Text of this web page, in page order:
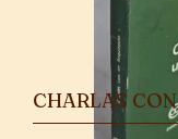
CHARLAS